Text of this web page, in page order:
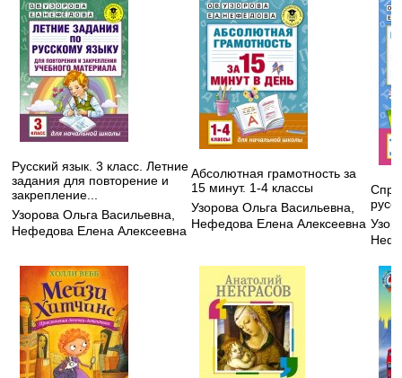
Русский язык. 3 класс. Летние
задания для повторение и
закрепление...
Узорова Ольга Васильевна
Нефедова Елена Алексеевна
Абсолютная грамотность за
15 минут. 1-4 классы
Узорова Ольга Васильевна
Нефедова Елена Алексеевна